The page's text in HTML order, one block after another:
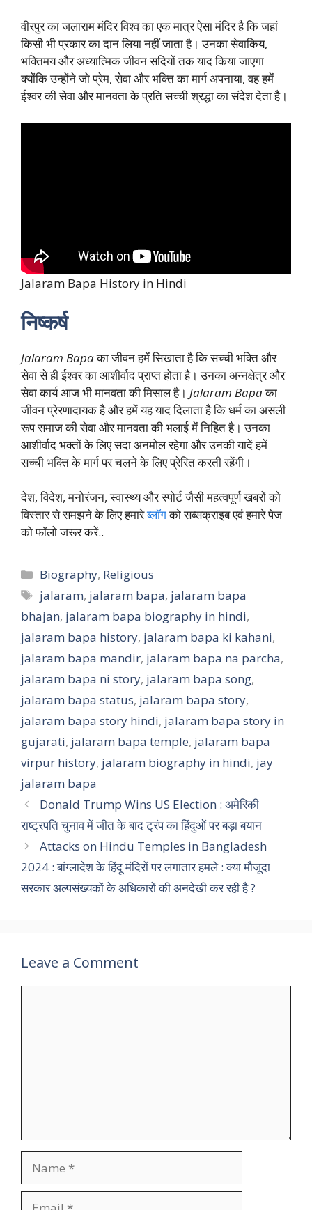
वीरपुर का जलाराम मंदिर विश्व का एक मात्र ऐसा मंदिर है कि जहां
किसी भी प्रकार का दान लिया नहीं जाता है। उनका सेवाकिय,
भक्तिमय और अध्यात्मिक जीवन सदियों तक याद किया जाएगा
क्योंकि उन्होंने जो प्रेम, सेवा और भक्ति का मार्ग अपनाया, वह हमें
ईश्वर की सेवा और मानवता के प्रति सच्ची श्रद्धा का संदेश देता है।
Jalaram Bapa History in Hindi
निष्कर्ष
Jalaram Bapaका जीवन हमें सिखाता है कि सच्ची भक्ति और
सेवा से ही ईश्वर का आशीर्वाद प्राप्त होता है। उनका अन्नक्षेत्र और
सेवा कार्य आज भी मानवता की मिसाल है। Jalaram Bapaका
जीवन प्रेरणादायक है और हमें यह याद दिलाता है कि धर्म का असली
रूप समाज की सेवा और मानवता की भलाई में निहित है। उनका
आशीर्वाद भक्तों के लिए सदा अनमोल रहेगा और उनकी यादें हमें
सच्ची भक्ति के मार्ग पर चलने के लिए प्रेरित करती रहेंगी।
देश, विदेश, मनोरंजन, स्वास्थ्य और स्पोर्ट जैसी महत्वपूर्ण खबरों को
विस्तार से समझने के लिए हमारेब्लॉगको सब्सक्राइब एवं हमारे पेज
को फॉलो जरूर करें..
Categories
Biography, Religious
Tags
jalaram, jalaram bapa, jalaram bapa
bhajan, jalaram bapa biography in hindi,
jalaram bapa history, jalaram bapa ki kahani,
jalaram bapa mandir, jalaram bapa na parcha,
jalaram bapa ni story, jalaram bapa song,
jalaram bapa status, jalaram bapa story,
jalaram bapa story hindi, jalaram bapa story in
gujarati, jalaram bapa temple, jalaram bapa
virpur history, jalaram biography in hindi, jay
jalaram bapa
Donald Trump Wins US Election : अमेरिकी
राष्ट्रपति चुनाव में जीत के बाद ट्रंप का हिंदुओं पर बड़ा बयान
Attacks on Hindu Temples in Bangladesh
2024 : बांग्लादेश के हिंदू मंदिरों पर लगातार हमले : क्या मौजूदा
सरकार अल्पसंख्यकों के अधिकारों की अनदेखी कर रही है ?
Leave a Comment